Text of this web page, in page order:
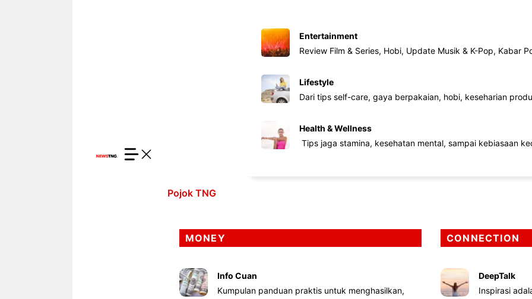
Entertainment
Review Film & Series, Hobi, Update Musik & K-Pop, Kabar
Lifestyle
Dari tips self-care, gaya berpakaian, hobi, keseharian
Health & Wellness
Tips jaga stamina, kesehatan mental, sampai kebiasaan
Pojok TNG
MONEY
Info Cuan
Kumpulan panduan praktis untuk menghasilkan,
CONNECTION
DeepTalk
Inspirasi